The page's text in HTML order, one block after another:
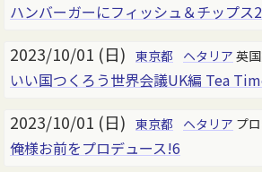
ハンバーガーにフィッシュ＆チップス
2023/10/01 (日) 東京都 ヘタリア 英
いい国つくろう世界会議UK編 Tea
2023/10/01 (日) 東京都 ヘタリア プ
俺様お前をプロデュース!6